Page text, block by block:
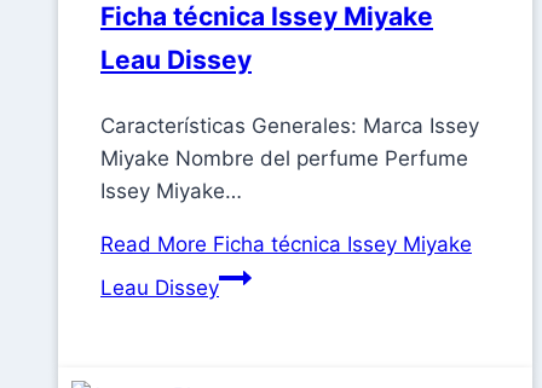
Ficha técnica Issey Miyake
Leau Dissey
Características Generales: Marca Issey
Miyake Nombre del perfume Perfume
Issey Miyake…
Read More Ficha técnica Issey Miyake
Leau Dissey